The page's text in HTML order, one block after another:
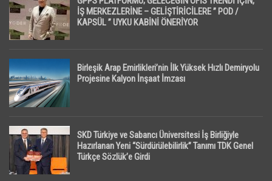
İŞ MERKEZLERİNE – GELİŞTİRİCİLERE ” POD /
KAPSÜL ” UYKU KABİNİ ÖNERİYOR
Birleşik Arap Emirlikleri’nin İlk Yüksek Hızlı Demiryolu
Projesine Kalyon İnşaat İmzası
SKD Türkiye ve Sabancı Üniversitesi İş Birliğiyle
Hazırlanan Yeni “Sürdürülebilirlik” Tanımı TDK Genel
Türkçe Sözlük’e Girdi